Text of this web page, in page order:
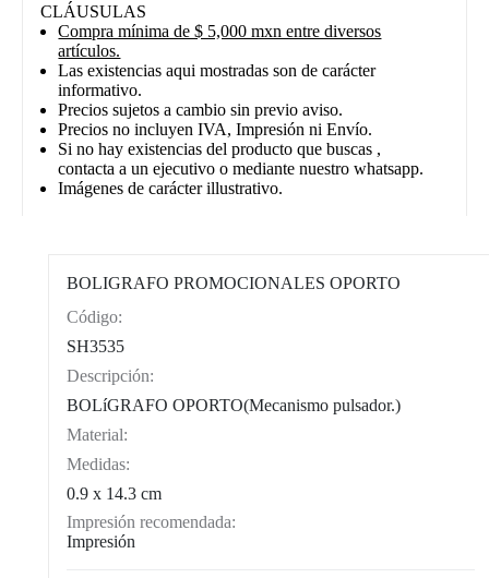
CLÁUSULAS
Compra mínima de $ 5,000 mxn entre diversos
artículos.
Las existencias aqui mostradas son de carácter
informativo.
Precios sujetos a cambio sin previo aviso.
Precios no incluyen IVA, Impresión ni Envío.
Si no hay existencias del producto que buscas ,
contacta a un ejecutivo o mediante nuestro whatsapp.
Imágenes de carácter illustrativo.
BOLIGRAFO PROMOCIONALES OPORTO
Código:
SH3535
Descripción:
BOLíGRAFO OPORTO(Mecanismo pulsador.)
Material:
Medidas:
0.9 x 14.3 cm
Impresión recomendada:
Impresión